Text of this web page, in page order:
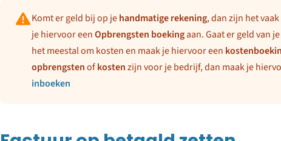
Komt er geld bij op jehandmatige rekening, dan zijn het vaak
je hiervoor eenOpbrengsten boekingaan. Gaat er geld van je
het meestal om kosten en maak je hiervoor een
opbrengstenofkostenzijn voor je bedrijf, dan maak je
inboeken